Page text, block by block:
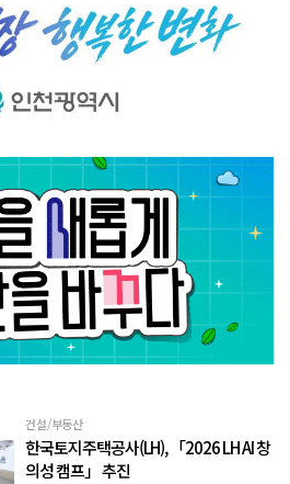
건설/부동산
한국토지주택공사(LH), 「2026 LH AI 창
의성 캠프」 추진